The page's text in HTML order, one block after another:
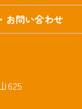
お問い合わせ
625